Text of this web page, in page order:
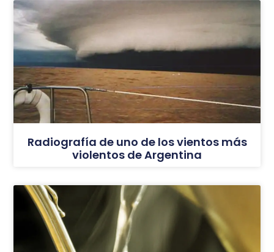
Radiografía de uno de los vientos más
violentos de Argentina